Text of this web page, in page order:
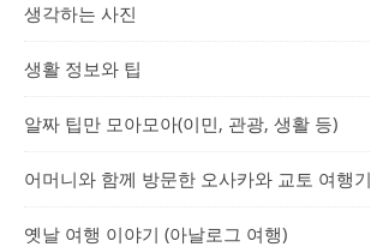
생각하는 사진
생활 정보와 팁
알짜 팁만 모아모아(이민, 관광, 생활 등)
어머니와 함께 방문한 오사카와 교토 여행기
옛날 여행 이야기 (아날로그 여행)